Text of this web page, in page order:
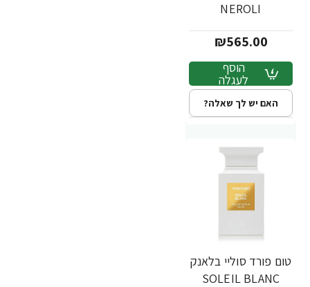
NEROLI
ACQUA בושם לאשה
א.ד.ט 50 מ"ל - מבית
TOM FORD
₪565.00
הוסף
לעגלה
האם יש לך שאלה?
טום פורד סוליי בלאנק
SOLEIL BLANC